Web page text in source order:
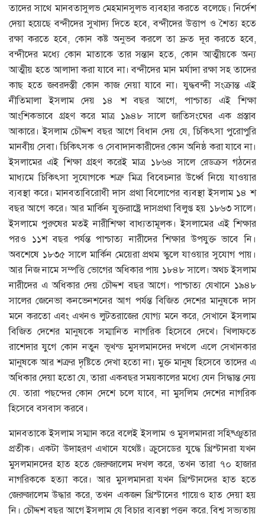
তাদের সাথে মানবতাসুলভ মেহমানসুলভ ব্যবহার করতে বলেছে। নির্দেশ
দেয়া হয়েছে বন্দীদের সুখাদ্য দিতে হবে, বন্দীদের উত্তাপ ও শৈত্য হতে
রক্ষা করতে হবে, কোন কষ্ট অনুভব করলে তা দ্রুত দূর করতে হবে,
বন্দীদের মধ্যে কোন মাতাকে তার সন্তান হতে, কোন আত্মীয়কে অন্য
আত্মীয় হতে আলাদা করা যাবে না। বন্দীদের মান মর্যাদা রক্ষা সহ তাদের
কাছ হতে জবরদস্তী কোন কাজ নেয়া যাবে না। যুদ্ধবন্দী সংক্রান্ত এই
নীতিমালা ইসলাম দেয় ১৪ শ বছর আগে, পাশ্চাত্য এই শিক্ষা
আংশিকভাবে গ্রহণ করে মাত্র ১৯৪৮ সালে জাতিসংঘের এক প্রস্তাব
আকারে। ইসলাম চৌদ্দশ বছর আগে বিধান দেয় যে, চিকিৎসা পুরোপুরি
মানবীয় সেবা। চিকিৎসক ও সেবাদানকারীদের কোন অনিষ্ঠ করা যাবে না।
ইসলামের এই শিক্ষা গ্রহণ করেই মাত্র ১৮৬৪ সালে রেডক্রস গঠনের
মাধ্যমে চিকিৎসা সুযোগকে শত্রু মিত্র বিবেচনার উর্ধ্বে নিয়ে যাওয়ার
ব্যবস্থা করে। মানবতাবিরোধী দাস প্রথা বিলোপের ব্যবস্থা ইসলাম ১৪ শ
বছর আগে করে। আর মার্কিন যুক্তরাষ্ট্রে দাসপ্রথা বিলুপ্ত হয় ১৮৬৩ সালে।
ইসলামে পুরুষের মতই নারীশিক্ষা বাধ্যতামূলক। ইসলামের এই শিক্ষার
পরও ১১শ বছর পর্যন্ত পাশ্চাত্য নারীদের শিক্ষার উপযুক্ত ভাবে নি।
অবশেষে ১৮৩৫ সালে মার্কিন মেয়েরা প্রথম স্কুলে যাওয়ার সুযোগ পায়।
আর নিজ নামে সম্পত্তি ভোগের অধিকার পায় ১৮৪৮ সালে। অথচ ইসলাম
নারীদের এ অধিকার দেয় চৌদ্দশ বছর আগে। পাশ্চাত্য যেখানে ১৯৪৮
সালের জেনেভা কনভেনশনের আগ পর্যন্ত বিজিত দেশের মানুষকে দাস
মনে করতো এবং এখনও লুটতরাজের যোগ্য মনে করে, সেখানে ইসলাম
বিজিত দেশের মানুষকে সম্মানিত নাগরিক হিসেবে দেখে। খিলাফতে
রাশেদার যুগে কোন নতুন ভূখন্ড মুসলমানদের দখলে এলে সেখানকার
মানুষকে আর শত্রুর দৃষ্টিতে দেখা হতো না। মুক্ত মানুষ হিসেবে তাদের এ
অধিকার দেয়া হতো যে, তারা একবছর সময়কালের মধ্যে যেন সিদ্ধান্ত নেয়
যে. তারা পছন্দের কোন দেশে চলে যাবে, না মুসলিম দেশের নাগরিক
হিসেবে বসবাস করবে।
মানবতাকে ইসলাম সম্মান করে বলেই ইসলাম ও মুসলমানরা সহিষ্ঞুতার
প্রতীক। একটা উদাহরণ এখানে যথেষ্ট। ক্রুসেডের যুদ্ধে খ্রিস্টানরা যখন
মুসলমানদের হাত হতে জেরুজালেম দখল করে, তখন তারা ৭০ হাজার
নাগরিককে হত্যা করে। আর মুসলমানরা যখন খ্রিস্টানদের হাত হতে
জেরুজালেম উদ্ধার করে, তখন একজন খ্রিস্টানের গায়েও হাত দেয়া হয়
নি। চৌদ্দশ বছর আগে ইসলাম যে বিচার ব্যবস্থা পত্তন করে, বিশ্ব সভ্যতায়